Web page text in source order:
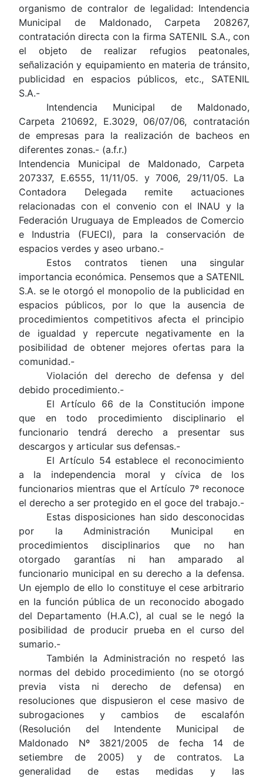
organismo de contralor de legalidad: Intendencia
Municipal de Maldonado, Carpeta 208267,
contratación directa con la firma SATENIL S.A., con
el objeto de realizar refugios peatonales,
señalización y equipamiento en materia de tránsito,
publicidad en espacios públicos, etc., SATENIL
S.A.-
Intendencia Municipal de Maldonado,
Carpeta 210692, E.3029, 06/07/06, contratación
de empresas para la realización de bacheos en
diferentes zonas.- (a.f.r.)
Intendencia Municipal de Maldonado, Carpeta
207337, E.6555, 11/11/05. y 7006, 29/11/05. La
Contadora Delegada remite actuaciones
relacionadas con el convenio con el INAU y la
Federación Uruguaya de Empleados de Comercio
e Industria (FUECI), para la conservación de
espacios verdes y aseo urbano.-
Estos contratos tienen una singular
importancia económica. Pensemos que a SATENIL
S.A. se le otorgó el monopolio de la publicidad en
espacios públicos, por lo que la ausencia de
procedimientos competitivos afecta el principio
de igualdad y repercute negativamente en la
posibilidad de obtener mejores ofertas para la
comunidad.-
Violación del derecho de defensa y del
debido procedimiento.-
El Artículo 66 de la Constitución impone
que en todo procedimiento disciplinario el
funcionario tendrá derecho a presentar sus
descargos y articular sus defensas.-
El Artículo 54 establece el reconocimiento
a la independencia moral y cívica de los
funcionarios mientras que el Artículo 7º reconoce
el derecho a ser protegido en el goce del trabajo.-
Estas disposiciones han sido desconocidas
por la Administración Municipal en
procedimientos disciplinarios que no han
otorgado garantías ni han amparado al
funcionario municipal en su derecho a la defensa.
Un ejemplo de ello lo constituye el cese arbitrario
en la función pública de un reconocido abogado
del Departamento (H.A.C), al cual se le negó la
posibilidad de producir prueba en el curso del
sumario.-
También la Administración no respetó las
normas del debido procedimiento (no se otorgó
previa vista ni derecho de defensa) en
resoluciones que dispusieron el cese masivo de
subrogaciones y cambios de escalafón
(Resolución del Intendente Municipal de
Maldonado Nº 3821/2005 de fecha 14 de
setiembre de 2005) y de contratos. La
generalidad de estas medidas y las